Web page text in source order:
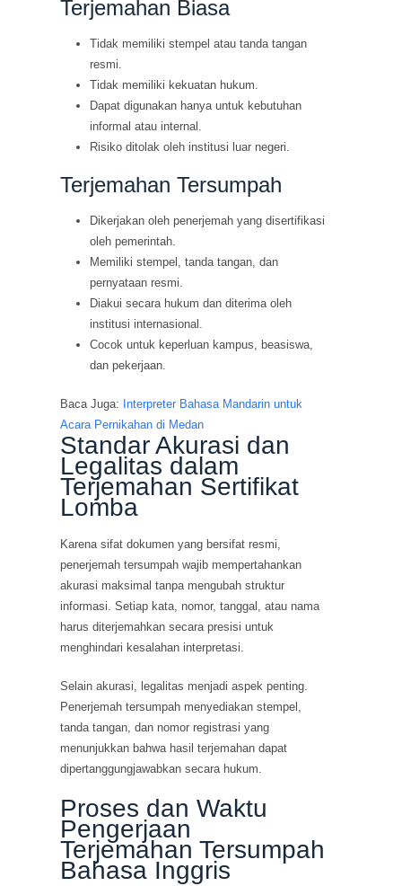
Terjemahan Biasa
Tidak memiliki stempel atau tanda tangan
resmi.
Tidak memiliki kekuatan hukum.
Dapat digunakan hanya untuk kebutuhan
informal atau internal.
Risiko ditolak oleh institusi luar negeri.
Terjemahan Tersumpah
Dikerjakan oleh penerjemah yang disertifikasi
oleh pemerintah.
Memiliki stempel, tanda tangan, dan
pernyataan resmi.
Diakui secara hukum dan diterima oleh
institusi internasional.
Cocok untuk keperluan kampus, beasiswa,
dan pekerjaan.
Baca Juga: Interpreter Bahasa Mandarin untuk
Acara Pernikahan di Medan
Standar Akurasi dan
Legalitas dalam
Terjemahan Sertifikat
Lomba
Karena sifat dokumen yang bersifat resmi,
penerjemah tersumpah wajib mempertahankan
akurasi maksimal tanpa mengubah struktur
informasi. Setiap kata, nomor, tanggal, atau nama
harus diterjemahkan secara presisi untuk
menghindari kesalahan interpretasi.
Selain akurasi, legalitas menjadi aspek penting.
Penerjemah tersumpah menyediakan stempel,
tanda tangan, dan nomor registrasi yang
menunjukkan bahwa hasil terjemahan dapat
dipertanggungjawabkan secara hukum.
Proses dan Waktu
Pengerjaan
Terjemahan Tersumpah
Bahasa Inggris